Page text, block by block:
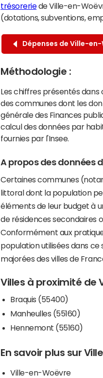
trésoreriede Ville-en-
(dotations, subventions,
Dépenses de Ville-en-
Méthodologie :
Les chiffres présentés
des communes dont les
générale des Finances
calcul des données par
fournies par l'Insee.
A propos des données
Certaines communes
littoral dont la population
éléments de leur budget à
de résidences secondaires
Conformément aux
population utilisées dans
majorées des villes de
Villes à proximité de
Braquis (55400)
Manheulles (55160)
Hennemont (55160)
En savoir plus sur
Ville-en-Woëvre